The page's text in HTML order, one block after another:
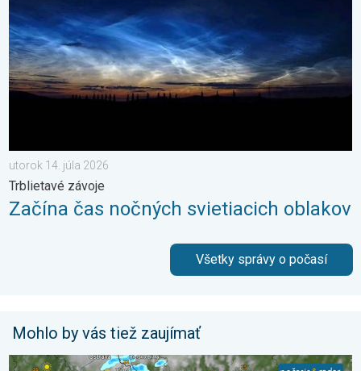
utorok 14. júla 2026
Trblietavé závoje
Začína čas nočných svietiacich oblakov
Všetky správy o počasí
Mohlo by vás tiež zaujímať
V hornatých regiónoch pribudnú búrky. Nedeľa a pondelok. . .